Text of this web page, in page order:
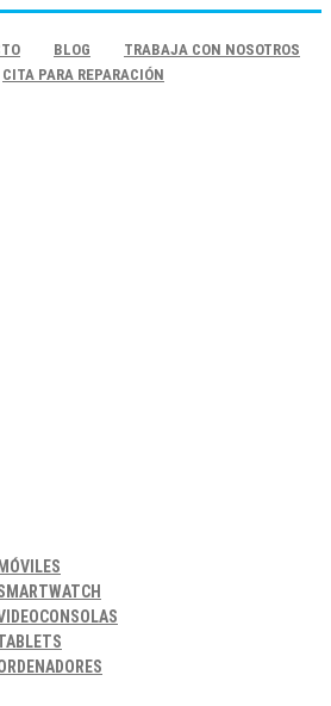
BLOG
TRABAJA CON NOSOTROS
CITA PARA REPARACIÓN